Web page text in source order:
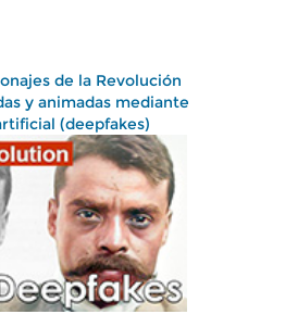
de la Revolución
y animadas mediante
(deepfakes)